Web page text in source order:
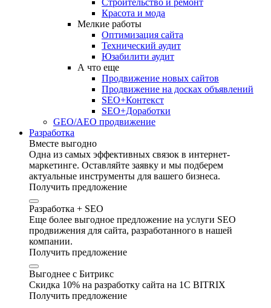
Строительство и ремонт
Красота и мода
Мелкие работы
Оптимизация сайта
Технический аудит
Юзабилити аудит
А что еще
Продвижение новых сайтов
Продвижение на досках объявлений
SEO+Контекст
SEO+Доработки
GEO/AEO продвижение
Разработка
Вместе выгодно
Одна из самых эффективных связок в интернет-
маркетинге. Оставляйте заявку и мы подберем
актуальные инструменты для вашего бизнеса.
Получить предложение
Разработка + SEO
Еще более выгодное предложение на услуги SEO
продвижения для сайта, разработанного в нашей
компании.
Получить предложение
Выгоднее с Битрикс
Скидка 10% на разработку сайта на 1C BITRIX
Получить предложение